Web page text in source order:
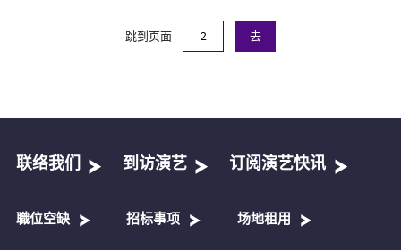
跳到页面 去
联络我们 到访演艺 订阅演艺快讯
職位空缺 招标事项 场地租用